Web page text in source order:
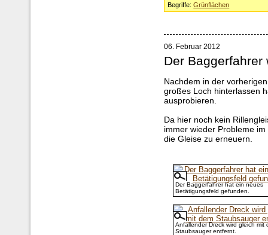
Begriffe:Grünflächen
06. Februar 2012
Der Baggerfahrer
Nachdem in der
großes Loch hinterlassen
ausprobieren.
Da hier noch kein
immer wieder Probleme
die Gleise zu erneuern.
Der Baggerfahrer hat ein neues
Betätigungsfeld gefunden.
Anfallender Dreck wird gleich mit
Staubsauger entfernt.